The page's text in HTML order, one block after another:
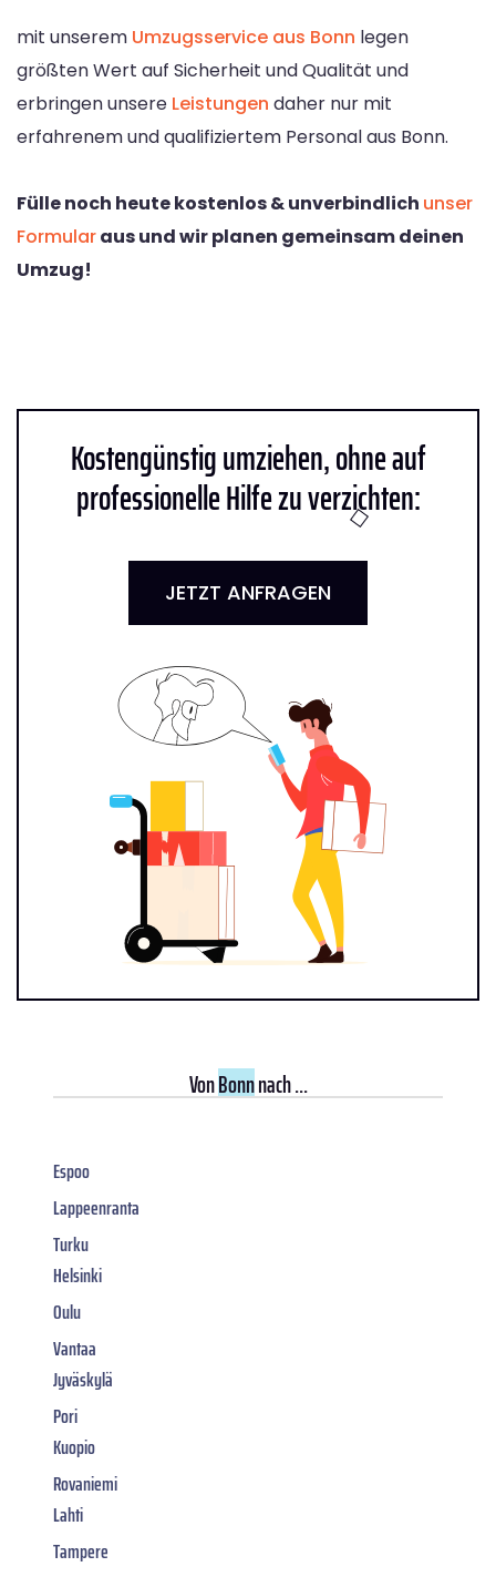
mit unserem Umzugsservice aus Bonn legen
größten Wert auf Sicherheit und Qualität und
erbringen unsere Leistungen daher nur mit
erfahrenem und qualifiziertem Personal aus Bonn.
Fülle noch heute kostenlos & unverbindlich unser
Formularaus und wir planen gemeinsam deinen
Umzug!
Kostengünstig umziehen, ohne auf
professionelle Hilfe zu verzichten:
JETZT ANFRAGEN
VonBonnnach ...
Espoo
Lappeenranta
Turku
Helsinki
Oulu
Vantaa
Jyväskylä
Pori
Kuopio
Rovaniemi
Lahti
Tampere